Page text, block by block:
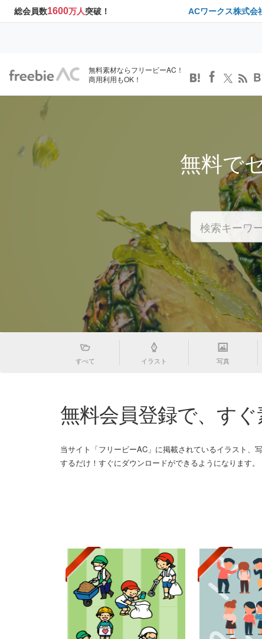
総会員数1600万人突破！ ACワークス株式会
無料素材ならフリービーAC！
商用利用もOK！
無料で
すべて イラスト 写真
無料会員登録で、す
当サイト「フリービーAC」に掲載されているイラスト、
するだけ！すぐにダウンロードができるようになります。